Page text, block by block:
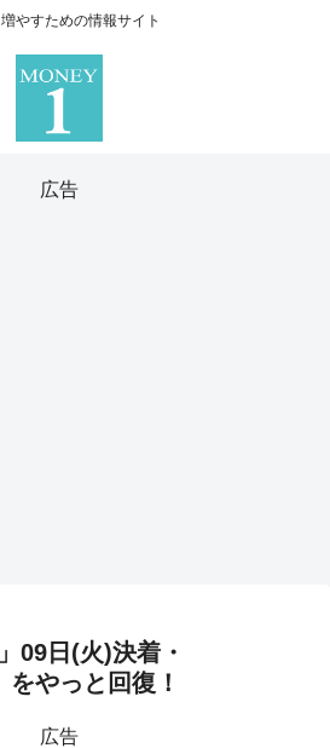
やすための情報サイト
広告
09日(火)決着・
やっと回復！
広告